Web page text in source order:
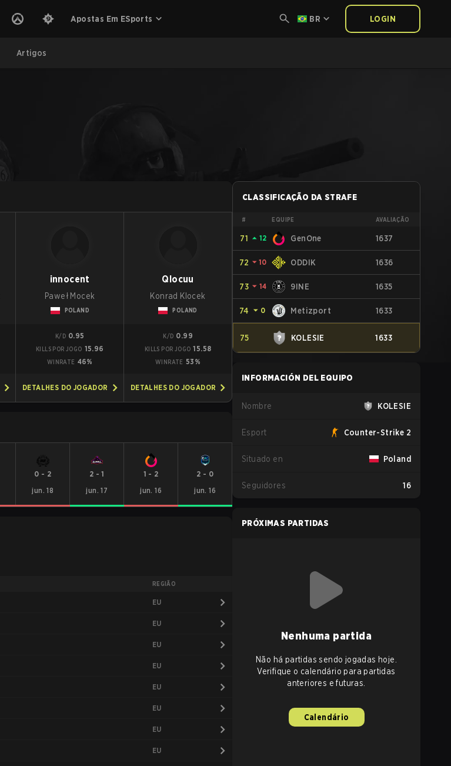
Apostas Em ESports BR LOGIN
Artigos
innocent
Paweł Mocek
POLAND
K/D 0.95
KILLS POR JOGO 15.96
WINRATE 46%
DETALHES DO JOGADOR
Qlocuu
Konrad Klocek
POLAND
K/D 0.99
KILLS POR JOGO 15.58
WINRATE 53%
DETALHES DO JOGADOR
0 - 2
jun. 18
2 -1
jun. 17
1 - 2
jun. 16
2 - 0
jun. 16
REGIÃO
EU
EU
EU
EU
EU
EU
EU
EU
CLASSIFICAÇÃO DA STRAFE
# EQUIPE AVALIAÇÃO
71 ⏶ 12 GenOne 1637
72 ⏷ 10 ODDIK 1636
73 ⏷ 14 9INE 1635
74 ⏷ 0 Metizport 1633
75 KOLESIE 1633
INFORMACIÓN DEL EQUIPO
Nombre KOLESIE
Esport Counter-Strike 2
Situado en Poland
Seguidores 16
PRÓXIMAS PARTIDAS
Nenhuma partida
Não há partidas sendo jogadas hoje.
Verifique o calendário para partidas
anteriores e futuras.
Calendário